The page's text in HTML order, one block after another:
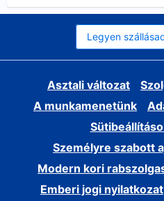
Legyen
Asztali változat
A munkamenetünk
Személyre szabott
Modern kori
Emberi jogi nyilatkozat